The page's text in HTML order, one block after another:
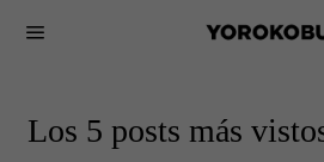
Los 5 posts más